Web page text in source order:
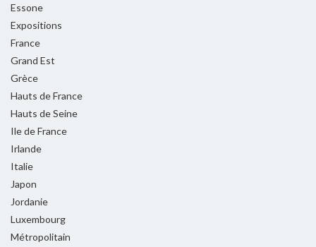
Essone
Expositions
France
Grand Est
Grèce
Hauts de France
Hauts de Seine
Ile de France
Irlande
Italie
Japon
Jordanie
Luxembourg
Métropolitain